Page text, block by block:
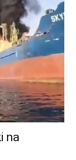
na